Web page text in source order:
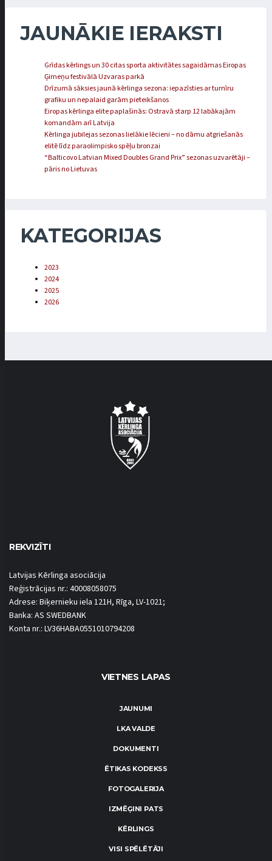
JAUNĀKIE IERAKSTI
Grīdas kērlings un 30 citas sporta aktivitātes sagaidāmas Eiropas
Ģimeņu festivālā Uzvaras parkā
Drīzumā sāksies jaunā kērlinga sezona: iepazīsties ar turnīru
grafiku un nepalaid garām pieteikšanos
Eiropas kērlinga elite paplašinās: Ostravā starp 12 labākajām
komandām arī Latvija
Kērlinga jubilejas sezonas lielākie lēcieni – no dāmu atgriešanās
elitē līdz paraolimpisko spēļu bronzai
“Balticovo Latvian Mixed Doubles Grand Prix” sezonas uzvarētāji –
pāris no Lietuvas
KATEGORIJAS
2023
2024
2025
2026
REKVIZĪTI
Latvijas Kērlinga asociācija
Reģistrācijas nr.: 40008058075
Adrese: Biķernieku iela 121H, Rīga, LV-1021;
Banka: AS SWEDBANK
Konta nr.: LV36HABA0551010794208
VIETNES LAPAS
JAUNUMI
LKA VALDE
DOKUMENTI
ĒTIKAS KODEKSS
FOTOGALERIJA
IZMĒĢINI PATS
KĒRLINGS
VISI SPĒLĒTĀJI